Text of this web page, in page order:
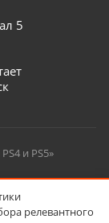
5
и PS5»
релевантного